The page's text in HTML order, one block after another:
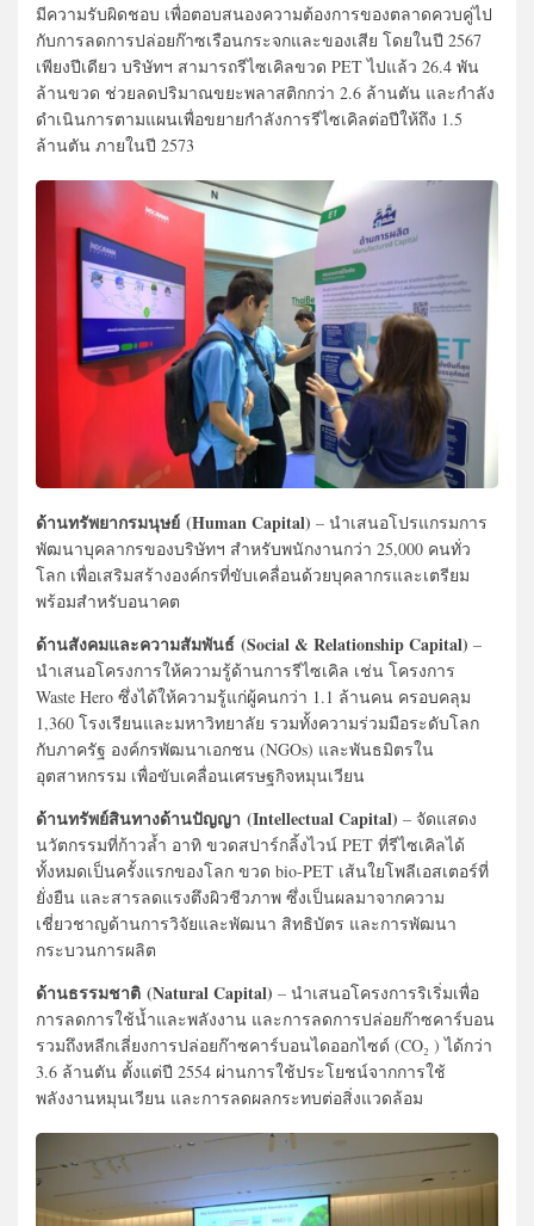
มีความรับผิดชอบ เพื่อตอบสนองความต้องการของตลาดควบคู่ไป
กับการลดการปล่อยก๊าซเรือนกระจกและของเสีย โดยในปี 2567
เพียงปีเดียว บริษัทฯ สามารถรีไซเคิลขวด PET ไปแล้ว 26.4 พัน
ล้านขวด ช่วยลดปริมาณขยะพลาสติกกว่า 2.6 ล้านตัน และกำลัง
ดำเนินการตามแผนเพื่อขยายกำลังการรีไซเคิลต่อปีให้ถึง 1.5
ล้านตัน ภายในปี 2573
ด้านทรัพยากรมนุษย์ (Human Capital) – นำเสนอโปรแกรมการ
พัฒนาบุคลากรของบริษัทฯ สำหรับพนักงานกว่า 25,000 คนทั่ว
โลก เพื่อเสริมสร้างองค์กรที่ขับเคลื่อนด้วยบุคลากรและเตรียม
พร้อมสำหรับอนาคต
ด้านสังคมและความสัมพันธ์ (Social & Relationship Capital) –
นำเสนอโครงการให้ความรู้ด้านการรีไซเคิล เช่น โครงการ
Waste Hero ซึ่งได้ให้ความรู้แก่ผู้คนกว่า 1.1 ล้านคน ครอบคลุม
1,360 โรงเรียนและมหาวิทยาลัย รวมทั้งความร่วมมือระดับโลก
กับภาครัฐ องค์กรพัฒนาเอกชน (NGOs) และพันธมิตรใน
อุตสาหกรรม เพื่อขับเคลื่อนเศรษฐกิจหมุนเวียน
ด้านทรัพย์สินทางด้านปัญญา (Intellectual Capital) – จัดแสดง
นวัตกรรมที่ก้าวล้ำ อาทิ ขวดสปาร์กลิ้งไวน์ PET ที่รีไซเคิลได้
ทั้งหมดเป็นครั้งแรกของโลก ขวด bio-PET เส้นใยโพลีเอสเตอร์ที่
ยั่งยืน และสารลดแรงตึงผิวชีวภาพ ซึ่งเป็นผลมาจากความ
เชี่ยวชาญด้านการวิจัยและพัฒนา สิทธิบัตร และการพัฒนา
กระบวนการผลิต
ด้านธรรมชาติ (Natural Capital) – นำเสนอโครงการริเริ่มเพื่อ
การลดการใช้น้ำและพลังงาน และการลดการปล่อยก๊าซคาร์บอน
รวมถึงหลีกเลี่ยงการปล่อยก๊าซคาร์บอนไดออกไซด์ (CO₂ ) ได้กว่า
3.6 ล้านตัน ตั้งแต่ปี 2554 ผ่านการใช้ประโยชน์จากการใช้
พลังงานหมุนเวียน และการลดผลกระทบต่อสิ่งแวดล้อม